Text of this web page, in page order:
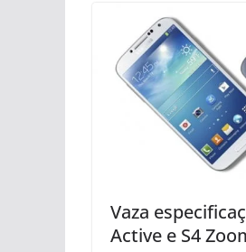
Vaza
Active e S4